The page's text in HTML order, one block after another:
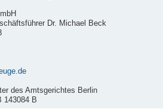
Dr. Michael Beck
des Amtsgerichtes Berlin
143084 B